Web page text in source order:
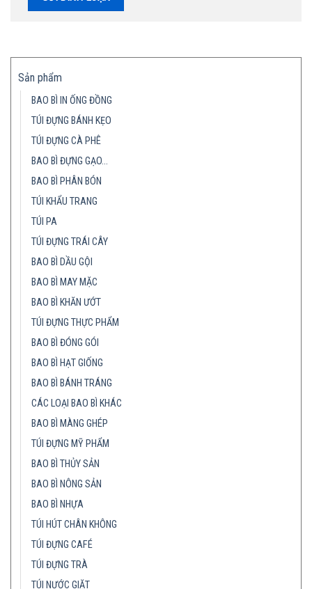
Sản phẩm
BAO BÌ IN ỐNG ĐỒNG
TÚI ĐỰNG BÁNH KẸO
TÚI ĐỰNG CÀ PHÊ
BAO BÌ ĐỰNG GẠO…
BAO BÌ PHÂN BÓN
TÚI KHẨU TRANG
TÚI PA
TÚI ĐỰNG TRÁI CÂY
BAO BÌ DẦU GỘI
BAO BÌ MAY MẶC
BAO BÌ KHĂN ƯỚT
TÚI ĐỰNG THỰC PHẨM
BAO BÌ ĐÓNG GÓI
BAO BÌ HẠT GIỐNG
BAO BÌ BÁNH TRÁNG
CÁC LOẠI BAO BÌ KHÁC
BAO BÌ MÀNG GHÉP
TÚI ĐỰNG MỸ PHẨM
BAO BÌ THỦY SẢN
BAO BÌ NÔNG SẢN
BAO BÌ NHỰA
TÚI HÚT CHÂN KHÔNG
TÚI ĐỰNG CAFÉ
TÚI ĐỰNG TRÀ
TÚI NƯỚC GIẶT